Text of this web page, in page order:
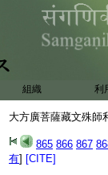
組織 利
大方廣菩薩藏文殊
865 866 867
有] [CITE]
器。所持鉢飯作供
或客人或貧苦者。
不足減於氣力。有
佛之食自不得喫。
假使天人阿修羅乾
叉餓鬼毘舍左部多
等。未有不依食住
造作段食。若
6
天飮食細妙以禪定
食故。是故佛説令